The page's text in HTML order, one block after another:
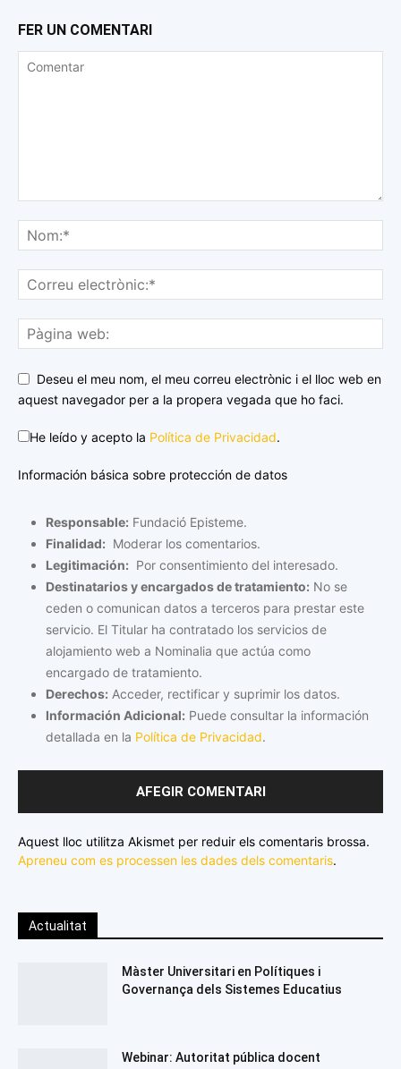
FER UN COMENTARI
Deseu el meu nom, el meu correu electrònic i el lloc web en
aquest navegador per a la propera vegada que ho faci.
He leído y acepto la Política de Privacidad.
Información básica sobre protección de datos
Responsable: Fundació Episteme.
Finalidad: Moderar los comentarios.
Legitimación: Por consentimiento del interesado.
Destinatarios y encargados de tratamiento: No se
ceden o comunican datos a terceros para prestar este
servicio. El Titular ha contratado los servicios de
alojamiento web a Nominalia que actúa como
encargado de tratamiento.
Derechos: Acceder, rectificar y suprimir los datos.
Información Adicional: Puede consultar la información
detallada en la Política de Privacidad.
Aquest lloc utilitza Akismet per reduir els comentaris brossa.
Apreneu com es processen les dades dels comentaris.
Actualitat
Màster Universitari en Polítiques i
Governança dels Sistemes Educatius
Webinar: Autoritat pública docent